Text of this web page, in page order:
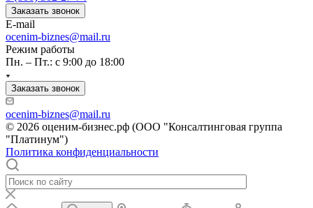
Заказать звонок
E-mail
ocenim-biznes@mail.ru
Режим работы
Пн. – Пт.: с 9:00 до 18:00
Заказать звонок
ocenim-biznes@mail.ru
© 2026 оценим-бизнес.рф (ООО "Консалтинговая группа
"Платинум")
Политика конфиденциальности
Кемерово
Керчь
Кизляр
Кимры
Кинель
Кинешма
Киржач
Кириши
Киров
Кировск
Кисловодск
Клин